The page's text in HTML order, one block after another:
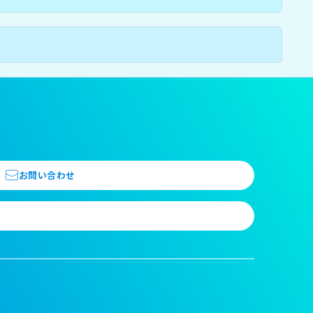
お問い合わせ